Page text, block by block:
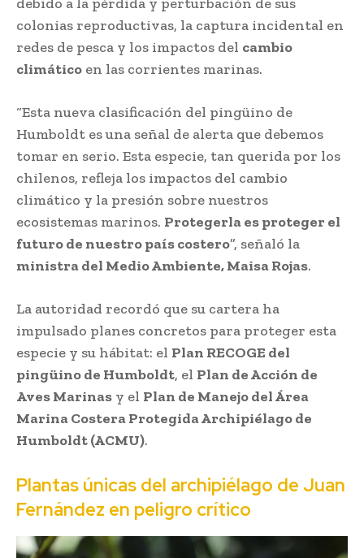
colonias reproductivas, la captura incidental en
redes de pesca y los impactos del cambio
climático en las corrientes marinas.
“Esta nueva clasificación del pingüino de
Humboldt es una señal de alerta que debemos
tomar en serio. Esta especie, tan querida por los
chilenos, refleja los impactos del cambio
climático y la presión sobre nuestros
ecosistemas marinos. Protegerla es proteger el
futuro de nuestro país costero”, señaló la
ministra del Medio Ambiente, Maisa Rojas.
La autoridad recordó que su cartera ha
impulsado planes concretos para proteger esta
especie y su hábitat: el Plan RECOGE del
pingüino de Humboldt, el Plan de Acción de
Aves Marinas y el Plan de Manejo del Área
Marina Costera Protegida Archipiélago de
Humboldt (ACMU).
Plantas únicas del archipiélago de Juan
Fernández en peligro crítico